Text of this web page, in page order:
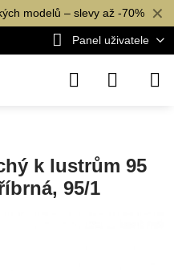
✕
modelů – slevy až -70%
Panel uživatele
k lustrům 95
95/1